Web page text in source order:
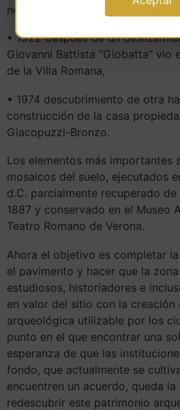
norte de Negrar di Valpolicella,
• 1922 después de un
Giovanni Battista “Giobatta” vio
de la Villa Romana,
• 1974 descubrimiento de otra
construcción de la casa
Giacopuzzi-Bronzo.
Los elementos más importantes
mosaicos del suelo, ejecutados
d.C. parcialmente recuperado
1887 y conservado en el Museo
Teatro Romano de Verona.
Ahora el objetivo es completar
el pavimento y hacer que la
estudiosos, historiadores e
en valor del sitio con la creación
arqueológica utilizable por los
punto en el que encontrar una
esperanza de que las
fondo, que actualmente se
encuentren un acuerdo, queda la
redescubrir este patrimonio